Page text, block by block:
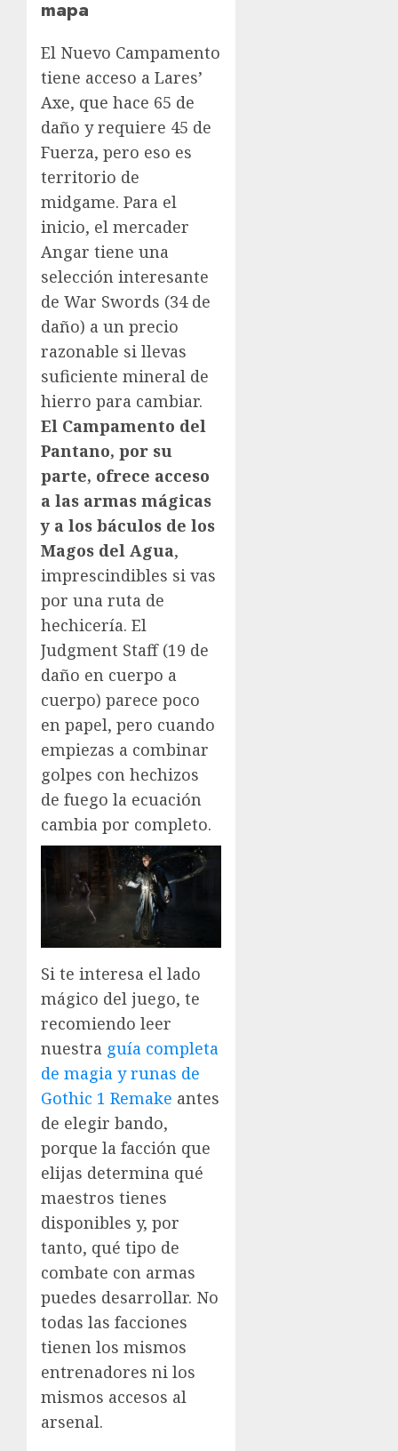
mapa
El Nuevo Campamento
tiene acceso a Lares’
Axe, que hace 65 de
daño y requiere 45 de
Fuerza, pero eso es
territorio de
midgame. Para el
inicio, el mercader
Angar tiene una
selección interesante
de War Swords (34 de
daño) a un precio
razonable si llevas
suficiente mineral de
hierro para cambiar.
El Campamento del
Pantano, por su
parte, ofrece acceso
a las armas mágicas
y a los báculos de los
Magos del Agua,
imprescindibles si vas
por una ruta de
hechicería. El
Judgment Staff (19 de
daño en cuerpo a
cuerpo) parece poco
en papel, pero cuando
empiezas a combinar
golpes con hechizos
de fuego la ecuación
cambia por completo.
Si te interesa el lado
mágico del juego, te
recomiendo leer
nuestra guía completa
de magia y runas de
Gothic 1 Remake antes
de elegir bando,
porque la facción que
elijas determina qué
maestros tienes
disponibles y, por
tanto, qué tipo de
combate con armas
puedes desarrollar. No
todas las facciones
tienen los mismos
entrenadores ni los
mismos accesos al
arsenal.